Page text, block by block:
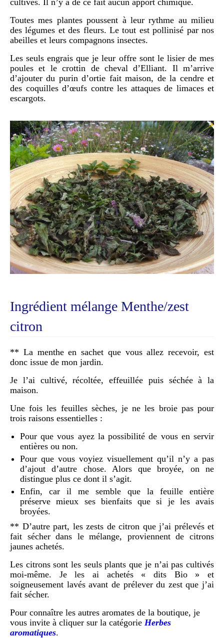
Toutes mes plantes poussent à leur rythme au milieu
des légumes et des fleurs. Le tout est pollinisé par nos
abeilles et leurs compagnons insectes.
Les seuls engrais que je leur offre sont le lisier de mes
poules et le crottin de cheval d’Elliant. Il m’arrive
d’ajouter du purin d’ortie fait maison, de la cendre et
des coquilles d’œufs contre les attaques de limaces et
escargots.
Ingrédient mélange Menthe/zest
citron
** La menthe en sachet que vous allez recevoir, est
donc issue de mon jardin.
Je l’ai cultivé, récoltée, effeuillée puis séchée à la
maison.
Une fois les feuilles sèches, je ne les broie pas pour
trois raisons essentielles :
Pour que vous ayez la possibilité de vous en servir
entières ou non.
Pour que vous voyiez visuellement qu’il n’y a pas
d’ajout d’autre chose. Alors que broyée, on ne
distingue plus ce dont il s’agit.
Enfin, car il me semble que la feuille entière
préserve mieux ses bienfaits que si je les avais
broyées.
** D’autre part, les zests de citron que j’ai prélevés et
fait sécher dans le mélange, proviennent de citrons
jaunes achetés.
Les citrons sont les seuls plants que je n’ai pas cultivés
moi-même. Je les ai achetés « dits Bio » et
soigneusement lavés avant de prélever du zest que j’ai
fait sécher.
Pour connaître les autres aromates de la boutique, je
vous invite à cliquer sur la catégorie Herbes
aromatiques.